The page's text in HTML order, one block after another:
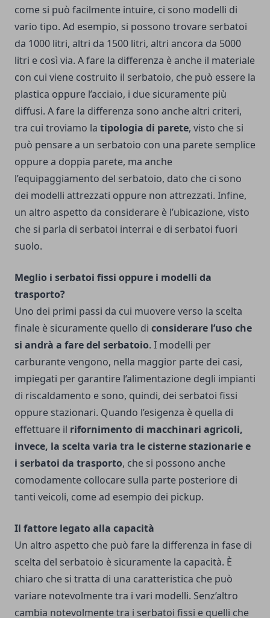
come si può facilmente intuire, ci sono modelli di
vario tipo. Ad esempio, si possono trovare serbatoi
da 1000 litri, altri da 1500 litri, altri ancora da 5000
litri e così via. A fare la differenza è anche il materiale
con cui viene costruito il serbatoio, che può essere la
plastica oppure l’acciaio, i due sicuramente più
diffusi. A fare la differenza sono anche altri criteri,
tra cui troviamo la tipologia di parete, visto che si
può pensare a un serbatoio con una parete semplice
oppure a doppia parete, ma anche
l’equipaggiamento del serbatoio, dato che ci sono
dei modelli attrezzati oppure non attrezzati. Infine,
un altro aspetto da considerare è l’ubicazione, visto
che si parla di serbatoi interrai e di serbatoi fuori
suolo.
Meglio i serbatoi fissi oppure i modelli da
trasporto?
Uno dei primi passi da cui muovere verso la scelta
finale è sicuramente quello di considerare l’uso che
si andrà a fare del serbatoio. I modelli per
carburante vengono, nella maggior parte dei casi,
impiegati per garantire l’alimentazione degli impianti
di riscaldamento e sono, quindi, dei serbatoi fissi
oppure stazionari. Quando l’esigenza è quella di
effettuare il rifornimento di macchinari agricoli,
invece, la scelta varia tra le cisterne stazionarie e
i serbatoi da trasporto, che si possono anche
comodamente collocare sulla parte posteriore di
tanti veicoli, come ad esempio dei pickup.
Il fattore legato alla capacità
Un altro aspetto che può fare la differenza in fase di
scelta del serbatoio è sicuramente la capacità. È
chiaro che si tratta di una caratteristica che può
variare notevolmente tra i vari modelli. Senz’altro
cambia notevolmente tra i serbatoi fissi e quelli che